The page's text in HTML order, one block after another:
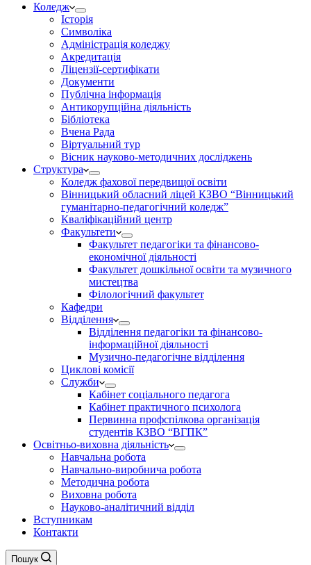
Коледж
Історія
Символіка
Адміністрація коледжу
Акредитація
Ліцензії-сертифікати
Документи
Публічна інформація
Антикорупційна діяльність
Бібліотека
Вчена Рада
Віртуальний тур
Вісник науково-методичних досліджень
Структура
Коледж фахової передвищої освіти
Вінницький обласний ліцей КЗВО “Вінницький
гуманітарно-педагогічний коледж”
Кваліфікаційний центр
Факультети
Факультет педагогіки та фінансово-
економічної діяльності
Факультет дошкільної освіти та музичного
мистецтва
Філологічний факультет
Кафедри
Відділення
Відділення педагогіки та фінансово-
інформаційної діяльності
Музично-педагогічне відділення
Циклові комісії
Служби
Кабінет соціального педагога
Кабінет практичного психолога
Первинна профспілкова організація
студентів КЗВО “ВГПК”
Освітньо-виховна діяльність
Навчальна робота
Навчально-виробнича робота
Методична робота
Виховна робота
Науково-аналітичний відділ
Вступникам
Контакти
Пошук